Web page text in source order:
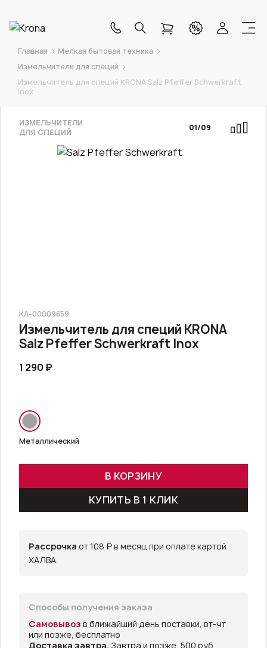
Главная
Мелкая бытовая техника
Измельчители для специй
Измельчитель для специй KRONA Salz Pfeffer Schwerkraft
Inox
ИЗМЕЛЬЧИТЕЛИ
ДЛЯ СПЕЦИЙ
01/09
КА-00009659
Измельчитель для специй KRONA
Salz Pfeffer Schwerkraft Inox
1 290 ₽
Металлический
В КОРЗИНУ
КУПИТЬ В 1 КЛИК
Рассрочка от 108 ₽ в месяц при оплате картой
ХАЛВА.
Способы получения заказа
Самовывоз в ближайший день поставки, вт-чт
или позже, бесплатно
Доставка завтра. Завтра и позже, 500 руб..